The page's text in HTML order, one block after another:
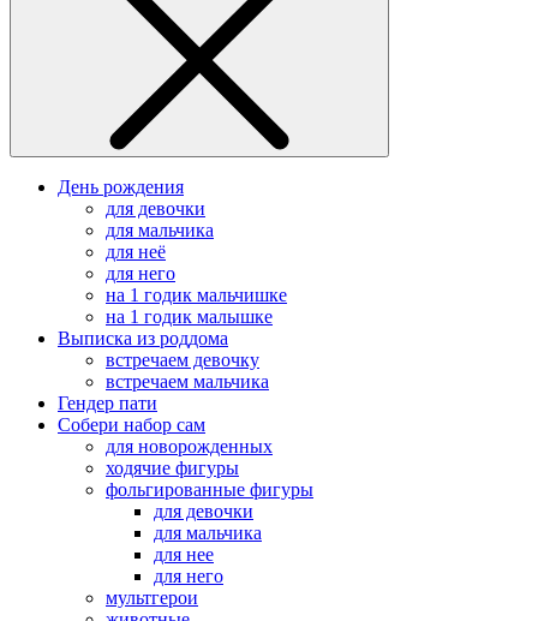
День рождения
для девочки
для мальчика
для неё
для него
на 1 годик мальчишке
на 1 годик малышке
Выписка из роддома
встречаем девочку
встречаем мальчика
Гендер пати
Собери набор сам
для новорожденных
ходячие фигуры
фольгированные фигуры
для девочки
для мальчика
для нее
для него
мультгерои